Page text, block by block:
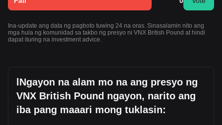
Ina-update ang data ng pagboto tuwing 24 na oras. Sinasalamin nito ang
mga hula ng komunidad sa takbo ng presyo ni VNX British Pound at hindi
dapat ituring na investment advice.
lNgayon na alam mo na ang presyo ng
VNX British Pound ngayon, narito ang
iba pang maaari mong tuklasin: